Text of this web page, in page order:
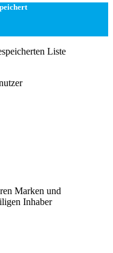
Liste
Marken und
Inhaber